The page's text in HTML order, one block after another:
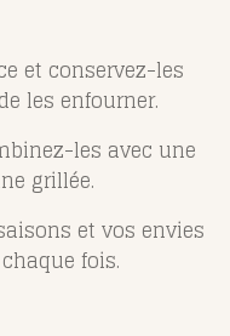
et conservez-les
les enfourner.
les avec une
grillée.
et vos envies
fois.